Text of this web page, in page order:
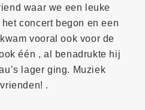
waar we een leuke
concert begon en een
vooral ook voor de
één , al benadrukte hij
lager ging. Muziek
.